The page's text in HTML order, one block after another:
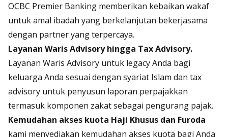
OCBC Premier Banking memberikan kebaikan wakaf
untuk amal ibadah yang berkelanjutan bekerjasama
dengan partner yang terpercaya.
Layanan Waris Advisory hingga Tax Advisory.
Layanan Waris Advisory untuk legacy Anda bagi
keluarga Anda sesuai dengan syariat Islam dan tax
advisory untuk penyusun laporan perpajakkan
termasuk komponen zakat sebagai pengurang pajak.
Kemudahan akses kuota Haji Khusus dan Furoda
kami menyediakan kemudahan akses kuota bagi Anda